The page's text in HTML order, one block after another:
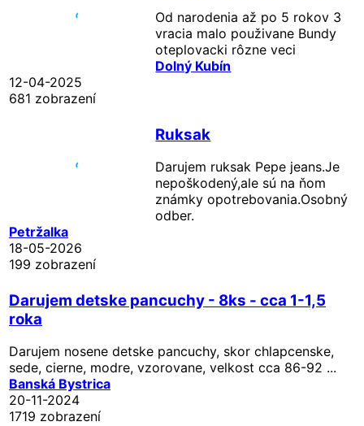
Od narodenia až po 5 rokov 3
vracia malo použivane Bundy
oteplovacki rôzne veci
Dolný Kubín
12-04-2025
681 zobrazení
Ruksak
Darujem ruksak Pepe jeans.Je
nepoškodený,ale sú na ňom
známky opotrebovania.Osobný
odber.
Petržalka
18-05-2026
199 zobrazení
Darujem detske pancuchy - 8ks - cca 1-1,5
roka
Darujem nosene detske pancuchy, skor chlapcenske,
sede, cierne, modre, vzorovane, velkost cca 86-92 ...
Banská Bystrica
20-11-2024
1719 zobrazení